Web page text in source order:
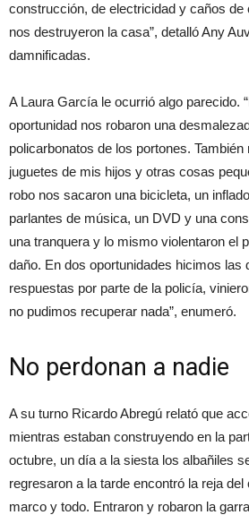
construcción, de electricidad y caños
nos destruyeron la casa”, detalló Any
damnificadas.
A Laura García le ocurrió algo parecido.
oportunidad nos robaron una
policarbonatos de los portones. También
juguetes de mis hijos y otras cosas
robo nos sacaron una bicicleta, un
parlantes de música, un DVD y una
una tranquera y lo mismo violentaron el
daño. En dos oportunidades hicimos las
respuestas por parte de la policía,
no pudimos recuperar nada”, enumeró.
No perdonan a nadie
A su turno Ricardo Abregú relató que
mientras estaban construyendo en la
octubre, un día a la siesta los albañiles
regresaron a la tarde encontró la reja
marco y todo. Entraron y robaron la